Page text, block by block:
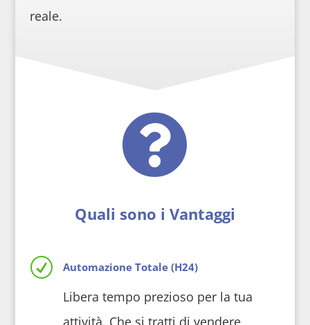
reale.

Quali sono i Vantaggi
R Automazione Totale (H24)
Libera tempo prezioso per la tua
attività. Che si tratti di vendere